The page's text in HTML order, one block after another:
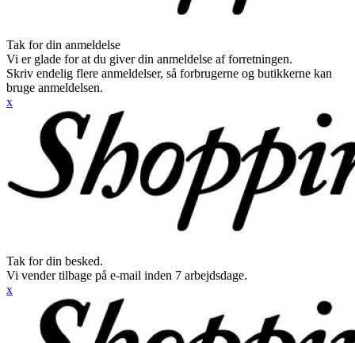
Tak for din anmeldelse
Vi er glade for at du giver din anmeldelse af forretningen.
Skriv endelig flere anmeldelser, så forbrugerne og butikkerne kan
bruge anmeldelsen.
x
Tak for din besked.
Vi vender tilbage på e-mail inden 7 arbejdsdage.
x